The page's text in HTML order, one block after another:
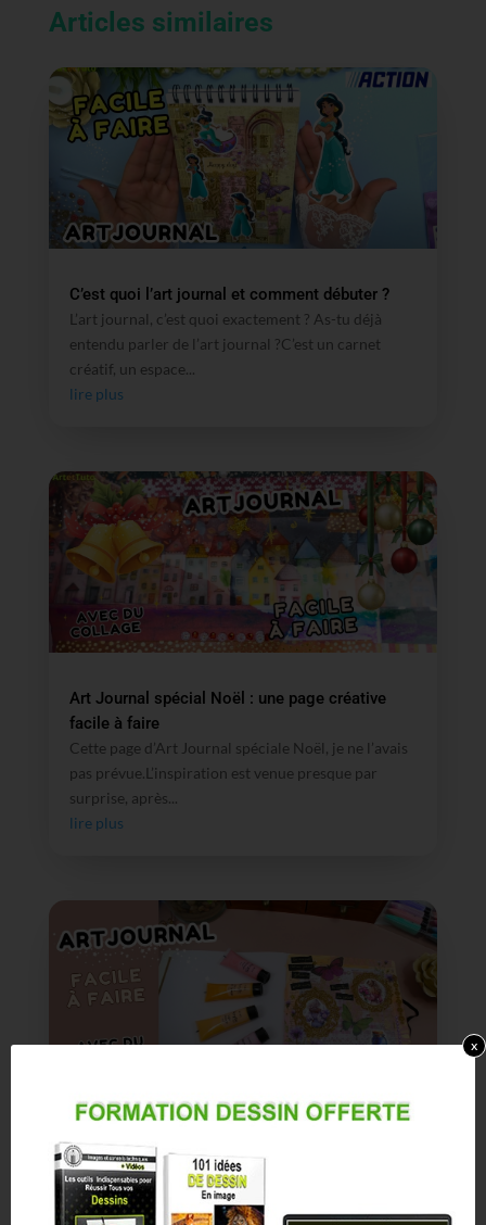
Articles similaires
C’est quoi l’art journal et comment débuter ?
L’art journal, c’est quoi exactement ? As-tu déjà
entendu parler de l’art journal ?C’est un carnet
créatif, un espace...
lire plus
Art Journal spécial Noël : une page créative
facile à faire
Cette page d’Art Journal spéciale Noël, je ne l’avais
pas prévue.L’inspiration est venue presque par
surprise, après...
lire plus
Art journal pour débutants : idées faciles avec
du matériel de chez Action
Lorsque l’on veut débuter en art journal, la
première question qui revient souvent est :« Quel
x